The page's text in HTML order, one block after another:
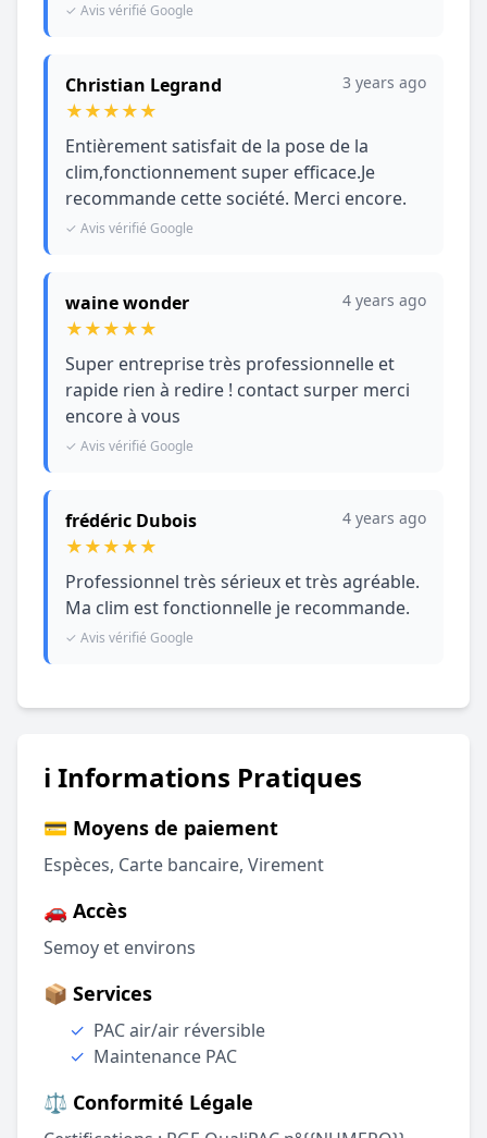
✓ Avis vérifié Google
Christian Legrand
★★★★★
3 years ago
Entièrement satisfait de la pose de la
clim,fonctionnement super efficace.Je
recommande cette société. Merci encore.
✓ Avis vérifié Google
waine wonder
★★★★★
4 years ago
Super entreprise très professionnelle et
rapide rien à redire ! contact surper merci
encore à vous
✓ Avis vérifié Google
frédéric Dubois
★★★★★
4 years ago
Professionnel très sérieux et très agréable.
Ma clim est fonctionnelle je recommande.
✓ Avis vérifié Google
ℹ️ Informations Pratiques
💳 Moyens de paiement
Espèces, Carte bancaire, Virement
🚗 Accès
Semoy et environs
📦 Services
✓ PAC air/air réversible
✓ Maintenance PAC
⚖️ Conformité Légale